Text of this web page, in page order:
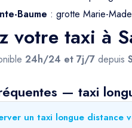
Baume : grotte Marie-
votre taxi à
24h/24 et 7j/7 depuis
— taxi
un taxi longue distance